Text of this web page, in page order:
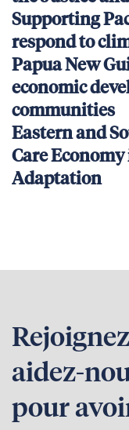
Supporting
respond to
Papua New
economic
communities
Eastern and
Care
Adaptation
aidez-
pour